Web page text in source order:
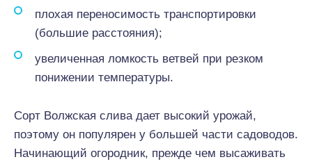
плохая переносимость транспортировки
(большие расстояния);
увеличенная ломкость ветвей при резком
понижении температуры.
Сорт Волжская слива дает высокий урожай,
поэтому он популярен у большей части садоводов.
Начинающий огородник, прежде чем высаживать